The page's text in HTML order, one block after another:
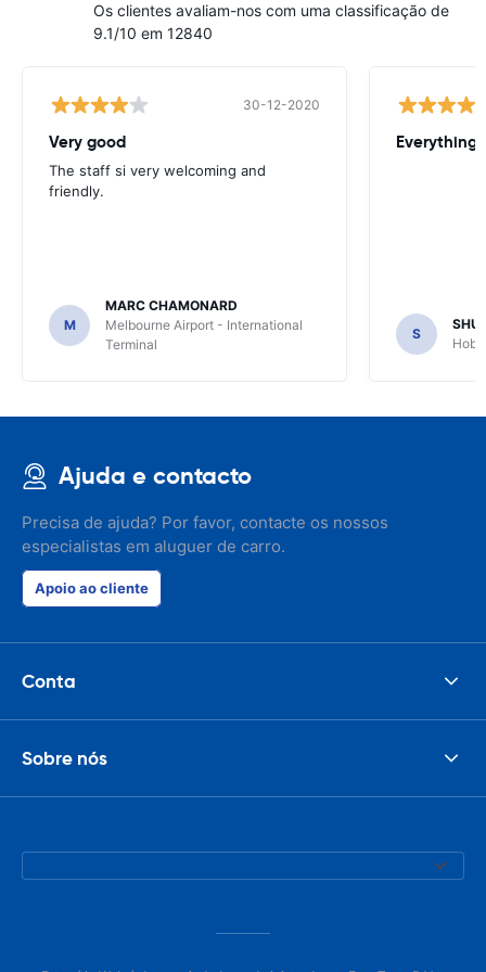
Os clientes avaliam-nos com uma classificação de
9.1/10 em 12840
30-12-2020
Very good
The staff si very welcoming and
friendly.
M
MARC CHAMONARD
Melbourne Airport - International
Terminal
Everything
S
Ajuda e contacto
Precisa de ajuda? Por favor, contacte os nossos
especialistas em aluguer de carro.
Apoio ao cliente
Conta
Sobre nós